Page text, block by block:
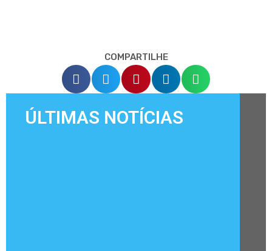
COMPARTILHE
ÚLTIMAS NOTÍCIAS